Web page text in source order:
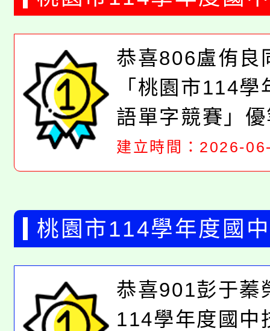
打造優質的雙
境，共創佳績
獎，也感謝所
的辛勞！
競賽
恭喜806盧侑良
「桃園市114
語單字競賽」
家偉老師指導!!
建立時間：2026-
桃園市114學年度國
獲獎學生
恭喜901彭于蓁
114學年度國中